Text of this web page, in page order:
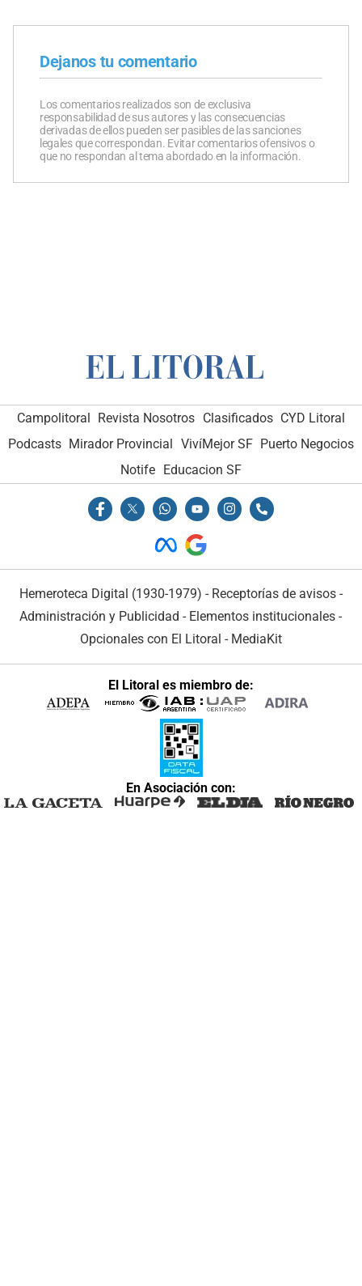
Dejanos tu comentario
Los comentarios realizados son de exclusiva
responsabilidad de sus autores y las consecuencias
derivadas de ellos pueden ser pasibles de las sanciones
legales que correspondan. Evitar comentarios ofensivos o
que no respondan al tema abordado en la información.
Campolitoral Revista Nosotros Clasificados CYD Litoral
Podcasts Mirador Provincial VivíMejor SF Puerto Negocios
Notife Educacion SF
Hemeroteca Digital (1930-1979) - Receptorías de avisos -
Administración y Publicidad - Elementos institucionales -
Opcionales con El Litoral - MediaKit
El Litoral es miembro de:
En Asociación con: